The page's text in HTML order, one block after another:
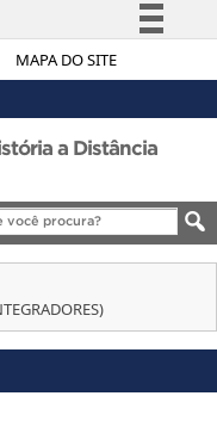
MAPA DO SITE
Simplifique!
Legislação
Canais
a Distância